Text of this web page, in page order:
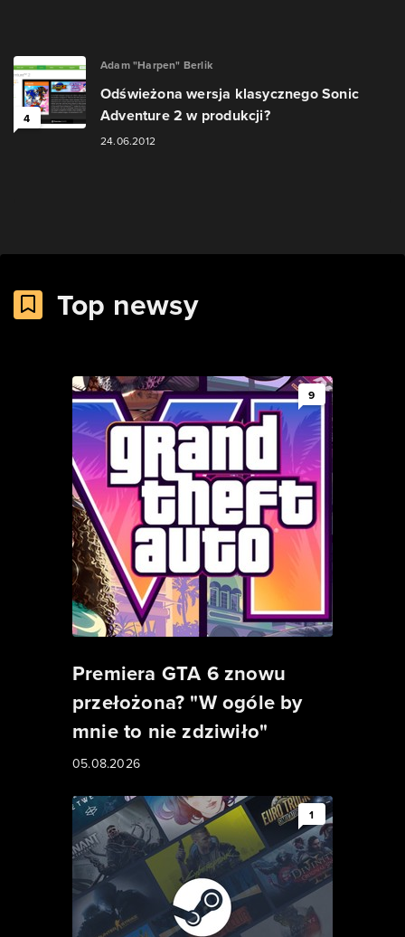
4
Adam "Harpen" Berlik
Odświeżona wersja klasycznego Sonic
Adventure 2 w produkcji?
24.06.2012
Top newsy
9
Premiera GTA 6 znowu
przełożona? "W ogóle by
mnie to nie zdziwiło"
05.08.2026
1